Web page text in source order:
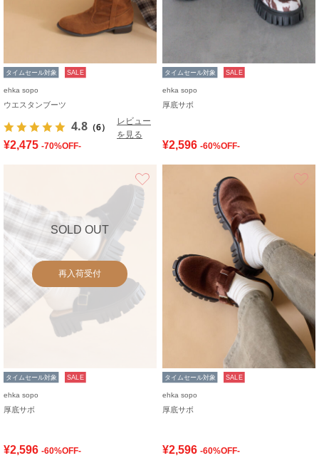
タイムセール対象 SALE
ehka sopo
ウエスタンブーツ
4.8 （6）
レビュー
を見る
¥2,475 -70%OFF-
タイムセール対象 SALE
ehka sopo
厚底サボ
¥2,596 -60%OFF-
SOLD OUT
再入荷受付
タイムセール対象 SALE
ehka sopo
厚底サボ
¥2,596 -60%OFF-
タイムセール対象 SALE
ehka sopo
厚底サボ
¥2,596 -60%OFF-